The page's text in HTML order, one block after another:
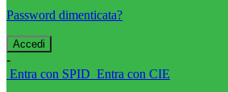
Password dimenticata?
-
Entra con SPID Entra con CIE